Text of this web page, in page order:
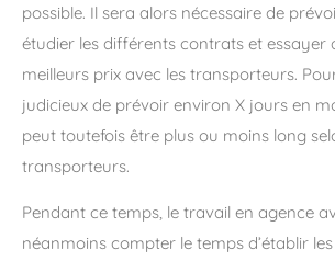
possible. Il sera alors nécessaire de
étudier les différents contrats et essayer
meilleurs prix avec les transporteurs.
judicieux de prévoir environ X jours en
peut toutefois être plus ou moins long
transporteurs.
Pendant ce temps, le travail en agence
néanmoins compter le temps d’établir